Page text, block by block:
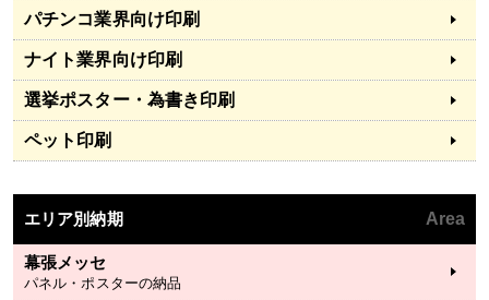
パチンコ業界向け印刷
ナイト業界向け印刷
選挙ポスター・為書き印刷
ペット印刷
エリア別納期 Area
幕張メッセ
パネル・ポスターの納品